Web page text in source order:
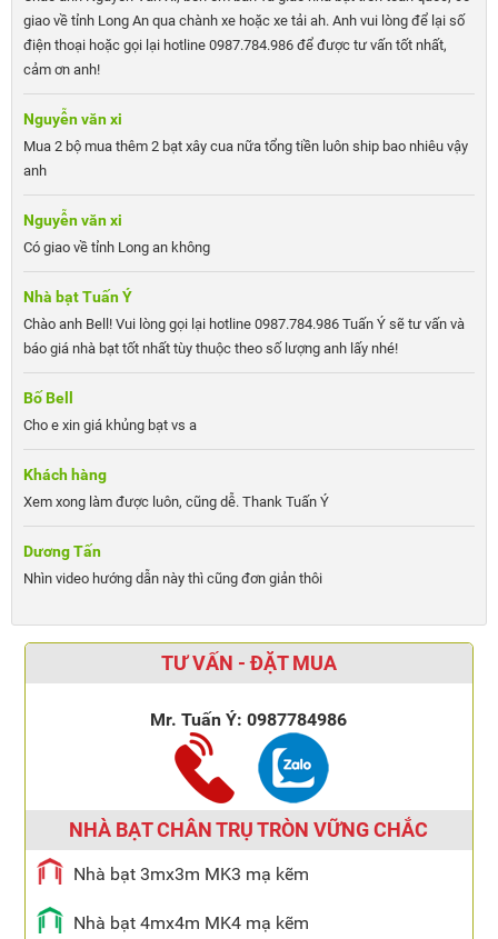
giao về tỉnh Long An qua chành xe hoặc xe tải ah. Anh vui lòng để lại số
điện thoại hoặc gọi lại hotline 0987.784.986 để được tư vấn tốt nhất,
cảm ơn anh!
Nguyễn văn xi
Mua 2 bộ mua thêm 2 bạt xây cua nữa tổng tiền luôn ship bao nhiêu vậy
anh
Nguyễn văn xi
Có giao về tỉnh Long an không
Nhà bạt Tuấn Ý
Chào anh Bell! Vui lòng gọi lại hotline 0987.784.986 Tuấn Ý sẽ tư vấn và
báo giá nhà bạt tốt nhất tùy thuộc theo số lượng anh lấy nhé!
Bố Bell
Cho e xin giá khủng bạt vs a
Khách hàng
Xem xong làm được luôn, cũng dễ. Thank Tuấn Ý
Dương Tấn
Nhìn video hướng dẫn này thì cũng đơn giản thôi
TƯ VẤN - ĐẶT MUA
Mr. Tuấn Ý:0987784986
NHÀ BẠT CHÂN TRỤ TRÒN VỮNG CHẮC
Nhà bạt 3mx3m MK3 mạ kẽm
Nhà bạt 4mx4m MK4 mạ kẽm